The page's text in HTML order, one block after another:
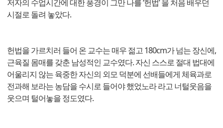
저자의 수업시간에 대한 풍경이 그만 나를 ‘헌법’ 을 처음 배우던
시절로 돌려 놓았다.
헌법을 가르치러 들어 온 교수는 매우 젊고 180cm가 넘는 장신에,
근육질 몸매를 갖춘 남성적인 교수였다. 자신 스스로 절대 법대에
어울리지 않는 육중한 자신의 외모 덕분에 선배들에게 체육과로
전과해 보라는 농담을 수시로 들어야 했었노라 라고 너털웃음을
웃으며 털어놓을 정도였다.